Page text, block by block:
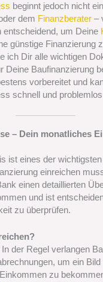
beginnt jedoch nicht
dem Finanzberater –
entscheidend, um Deine
günstige Finanzierung
ich Dir alle wichtigen
Deine Baufinanzierung
vorbereitet und
schnell und
– Dein monatliches
ist eines der
einreichen
einen detaillierten
und ist
zu überprüfen.
In der Regel verlangen
um ein
zu